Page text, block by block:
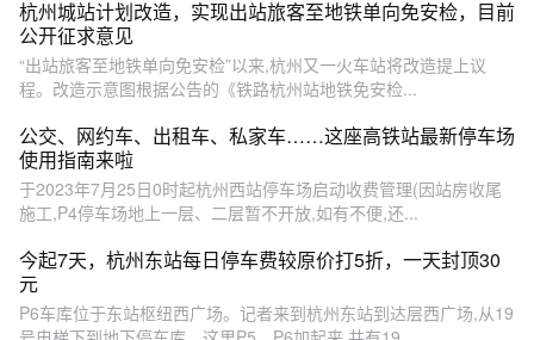
杭州城站计划改造，实现出站旅客至地铁单向免安检，目前
公开征求意见
“出站旅客至地铁单向免安检”以来,杭州又一火车站将改造提上议
程。改造示意图根据公告的《铁路杭州站地铁免安检...
公交、网约车、出租车、私家车……这座高铁站最新停车场
使用指南来啦
于2023年7月25日0时起杭州西站停车场启动收费管理(因站房收尾
施工,P4停车场地上一层、二层暂不开放,如有不便,还...
今起7天，杭州东站每日停车费较原价打5折，一天封顶30
元
P6车库位于东站枢纽西广场。记者来到杭州东站到达层西广场,从19